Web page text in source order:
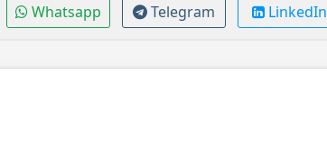
Whatsapp Telegram LinkedIn